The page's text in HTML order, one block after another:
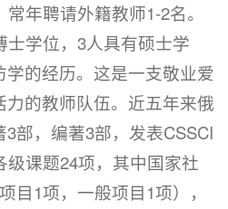
年聘请外籍教师1-2名。
学位，3人具有硕士学
的经历。这是一支敬业爱
的教师队伍。近五年来俄
部，编著3部，发表CSSCI
课题24项，其中国家社
目1项，一般项目1项），